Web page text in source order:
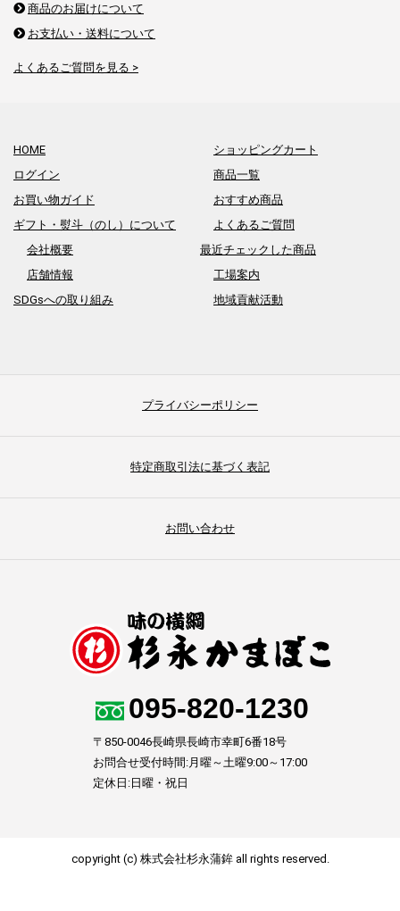
商品のお届けについて
お支払い・送料について
よくあるご質問を見る >
HOME
ショッピングカート
ログイン
商品一覧
お買い物ガイド
おすすめ商品
ギフト・熨斗（のし）について
よくあるご質問
会社概要
最近チェックした商品
店舗情報
工場案内
SDGsへの取り組み
地域貢献活動
プライバシーポリシー
特定商取引法に基づく表記
お問い合わせ
095-820-1230
〒850-0046長崎県長崎市幸町6番18号
お問合せ受付時間:月曜～土曜9:00～17:00
定休日:日曜・祝日
copyright (c) 株式会社杉永蒲鉾 all rights reserved.